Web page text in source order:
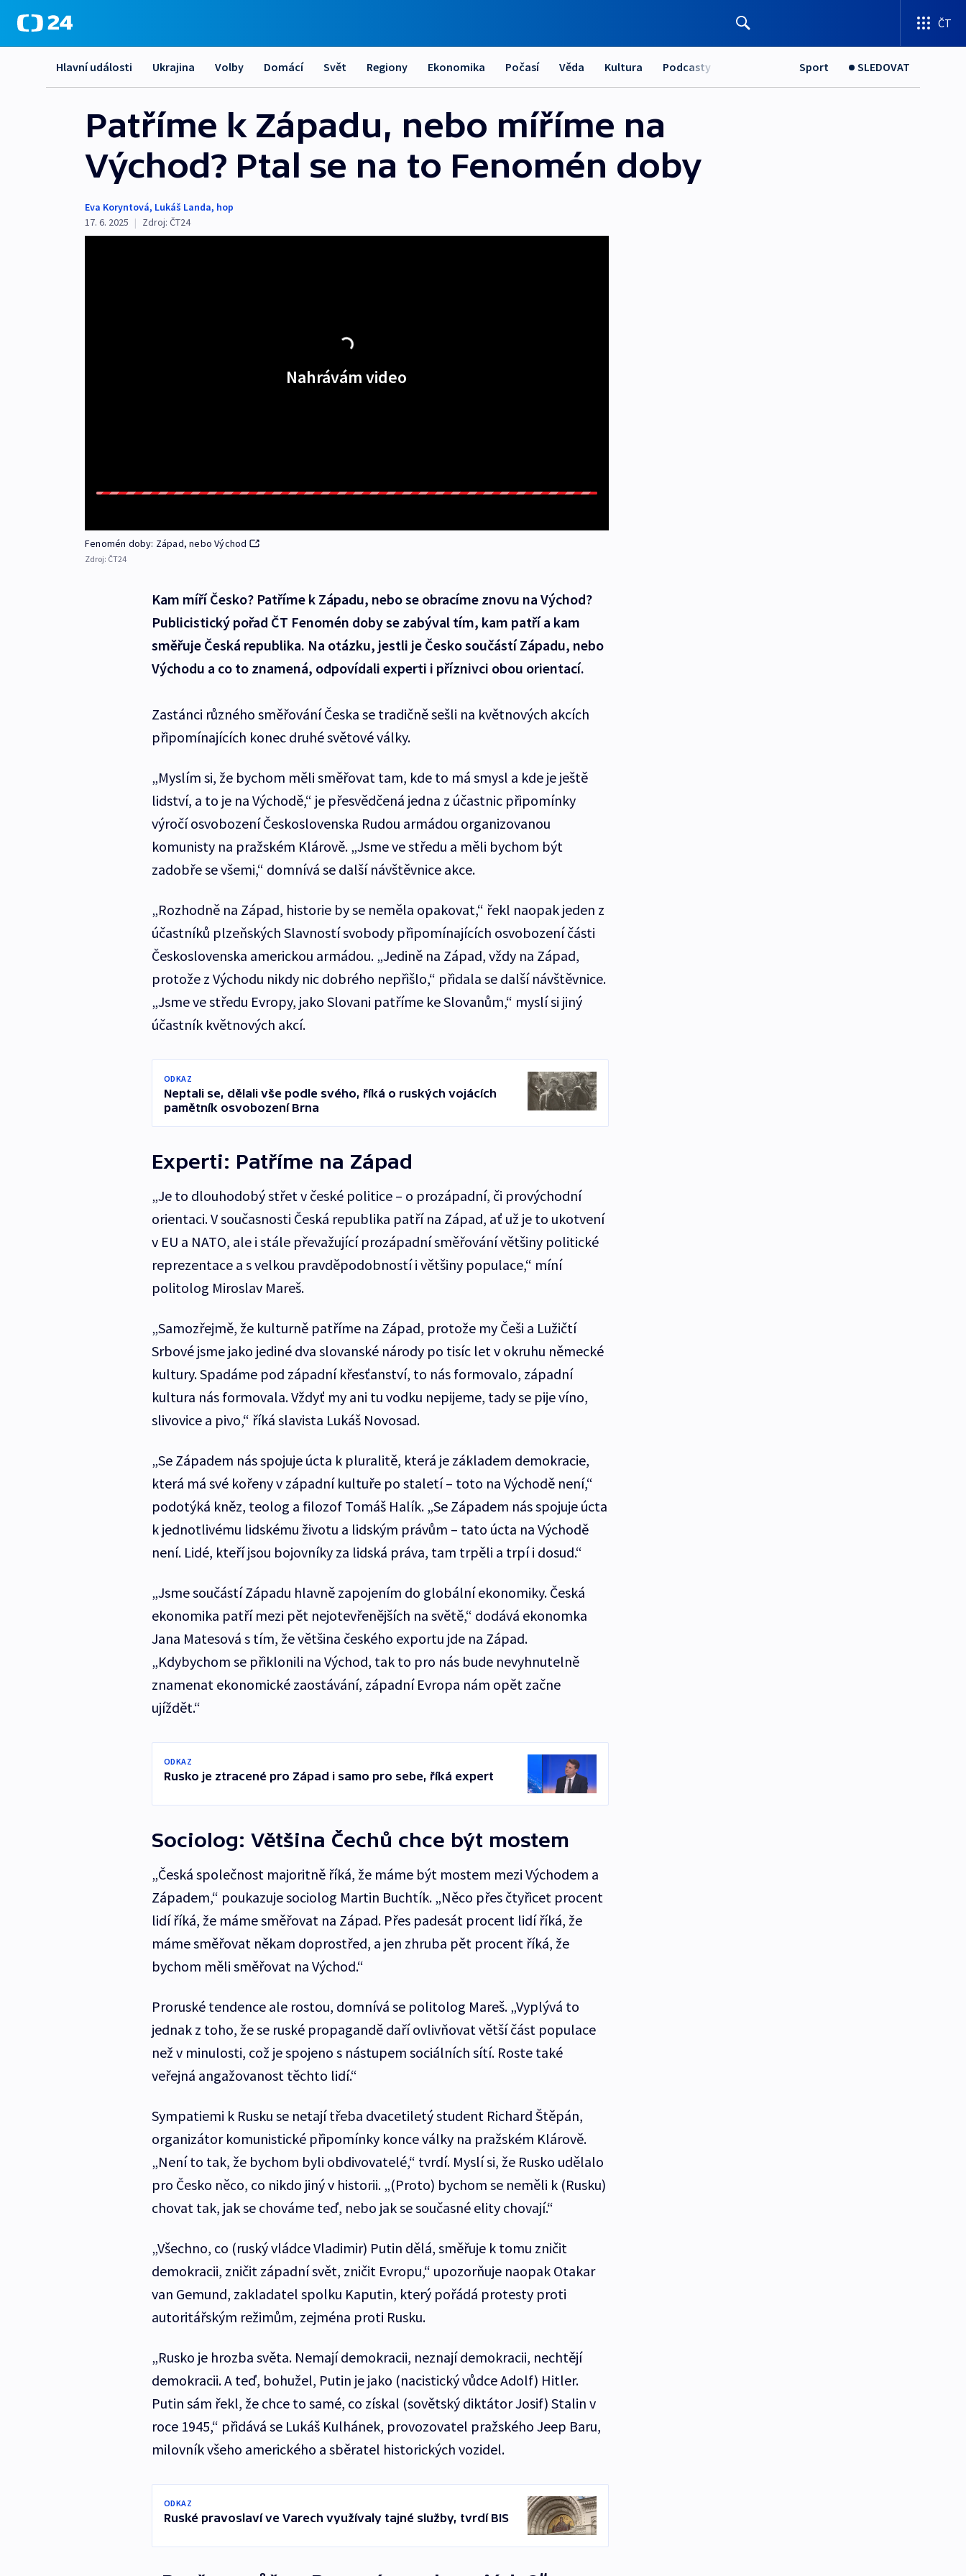
ČT
Hlavní události Ukrajina Volby Domácí Svět Regiony Ekonomika Počasí Věda Kultura Podcasty Sport SLEDOVAT
Patříme k Západu, nebo míříme na
Východ? Ptal se na to Fenomén doby
Eva Koryntová, Lukáš Landa, hop
17. 6. 2025 | Zdroj: ČT24
Nahrávám video
Fenomén doby: Západ, nebo Východ
Zdroj: ČT24
Kam míří Česko? Patříme k Západu, nebo se obracíme znovu na Východ?
Publicistický pořad ČT Fenomén doby se zabýval tím, kam patří a kam
směřuje Česká republika. Na otázku, jestli je Česko součástí Západu, nebo
Východu a co to znamená, odpovídali experti i příznivci obou orientací.
Zastánci různého směřování Česka se tradičně sešli na květnových akcích
připomínajících konec druhé světové války.
„Myslím si, že bychom měli směřovat tam, kde to má smysl a kde je ještě
lidství, a to je na Východě,“ je přesvědčená jedna z účastnic připomínky
výročí osvobození Československa Rudou armádou organizovanou
komunisty na pražském Klárově. „Jsme ve středu a měli bychom být
zadobře se všemi,“ domnívá se další návštěvnice akce.
„Rozhodně na Západ, historie by se neměla opakovat,“ řekl naopak jeden z
účastníků plzeňských Slavností svobody připomínajících osvobození části
Československa americkou armádou. „Jedině na Západ, vždy na Západ,
protože z Východu nikdy nic dobrého nepřišlo,“ přidala se další návštěvnice.
„Jsme ve středu Evropy, jako Slovani patříme ke Slovanům,“ myslí si jiný
účastník květnových akcí.
ODKAZ
Neptali se, dělali vše podle svého, říká o ruských vojácích
pamětník osvobození Brna
Experti: Patříme na Západ
„Je to dlouhodobý střet v české politice – o prozápadní, či provýchodní
orientaci. V současnosti Česká republika patří na Západ, ať už je to ukotvení
v EU a NATO, ale i stále převažující prozápadní směřování většiny politické
reprezentace a s velkou pravděpodobností i většiny populace,“ míní
politolog Miroslav Mareš.
„Samozřejmě, že kulturně patříme na Západ, protože my Češi a Lužičtí
Srbové jsme jako jediné dva slovanské národy po tisíc let v okruhu německé
kultury. Spadáme pod západní křesťanství, to nás formovalo, západní
kultura nás formovala. Vždyť my ani tu vodku nepijeme, tady se pije víno,
slivovice a pivo,“ říká slavista Lukáš Novosad.
„Se Západem nás spojuje úcta k pluralitě, která je základem demokracie,
která má své kořeny v západní kultuře po staletí – toto na Východě není,“
podotýká kněz, teolog a filozof Tomáš Halík. „Se Západem nás spojuje úcta
k jednotlivému lidskému životu a lidským právům – tato úcta na Východě
není. Lidé, kteří jsou bojovníky za lidská práva, tam trpěli a trpí i dosud.“
„Jsme součástí Západu hlavně zapojením do globální ekonomiky. Česká
ekonomika patří mezi pět nejotevřenějších na světě,“ dodává ekonomka
Jana Matesová s tím, že většina českého exportu jde na Západ.
„Kdybychom se přiklonili na Východ, tak to pro nás bude nevyhnutelně
znamenat ekonomické zaostávání, západní Evropa nám opět začne
ujíždět.“
ODKAZ
Rusko je ztracené pro Západ i samo pro sebe, říká expert
Sociolog: Většina Čechů chce být mostem
„Česká společnost majoritně říká, že máme být mostem mezi Východem a
Západem,“ poukazuje sociolog Martin Buchtík. „Něco přes čtyřicet procent
lidí říká, že máme směřovat na Západ. Přes padesát procent lidí říká, že
máme směřovat někam doprostřed, a jen zhruba pět procent říká, že
bychom měli směřovat na Východ.“
Proruské tendence ale rostou, domnívá se politolog Mareš. „Vyplývá to
jednak z toho, že se ruské propagandě daří ovlivňovat větší část populace
než v minulosti, což je spojeno s nástupem sociálních sítí. Roste také
veřejná angažovanost těchto lidí.“
Sympatiemi k Rusku se netají třeba dvacetiletý student Richard Štěpán,
organizátor komunistické připomínky konce války na pražském Klárově.
„Není to tak, že bychom byli obdivovatelé,“ tvrdí. Myslí si, že Rusko udělalo
pro Česko něco, co nikdo jiný v historii. „(Proto) bychom se neměli k (Rusku)
chovat tak, jak se chováme teď, nebo jak se současné elity chovají.“
„Všechno, co (ruský vládce Vladimir) Putin dělá, směřuje k tomu zničit
demokracii, zničit západní svět, zničit Evropu,“ upozorňuje naopak Otakar
van Gemund, zakladatel spolku Kaputin, který pořádá protesty proti
autoritářským režimům, zejména proti Rusku.
„Rusko je hrozba světa. Nemají demokracii, neznají demokracii, nechtějí
demokracii. A teď, bohužel, Putin je jako (nacistický vůdce Adolf) Hitler.
Putin sám řekl, že chce to samé, co získal (sovětský diktátor Josif) Stalin v
roce 1945,“ přidává se Lukáš Kulhánek, provozovatel pražského Jeep Baru,
milovník všeho amerického a sběratel historických vozidel.
ODKAZ
Ruské pravoslaví ve Varech využívaly tajné služby, tvrdí BIS